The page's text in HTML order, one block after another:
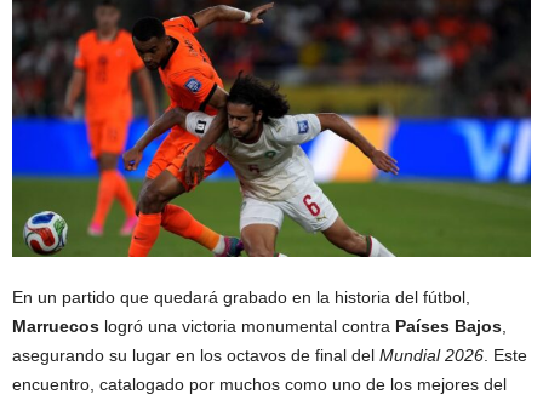
En un partido que quedará grabado en la historia del fútbol,
Marruecos logró una victoria monumental contra Países Bajos
asegurando su lugar en los octavos de final del Mundial 2026 . Este
encuentro, catalogado por muchos como uno de los mejores del